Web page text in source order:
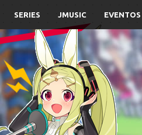
SERIES JMUSIC EVENTOS